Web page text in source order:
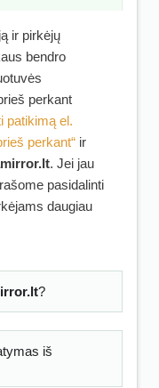
ir pirkėjų
bendro
perkant
patikimą el.
perkant“ ir
. Jei jau
pasidalinti
daugiau
?
iš